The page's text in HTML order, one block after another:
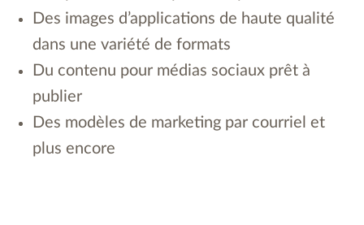
Des images d’applications de haute qualité
dans une variété de formats
Du contenu pour médias sociaux prêt à
publier
Des modèles de marketing par courriel et
plus encore